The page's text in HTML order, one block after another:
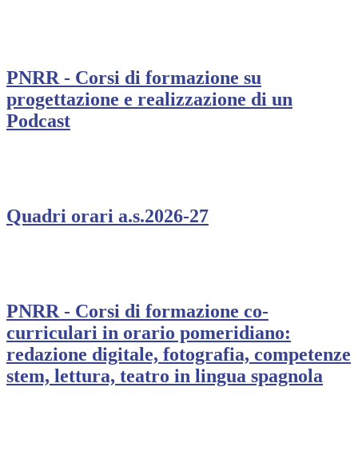
PNRR - Corsi di formazione su
progettazione e realizzazione di un
Podcast
Quadri orari a.s.2026-27
PNRR - Corsi di formazione co-
curriculari in orario pomeridiano:
redazione digitale, fotografia, competenze
stem, lettura, teatro in lingua spagnola